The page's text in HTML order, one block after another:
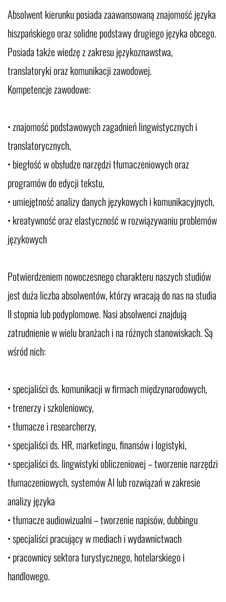
Absolwent kierunku posiada zaawansowaną znajomość języka
hiszpańskiego oraz solidne podstawy drugiego języka obcego.
Posiada także wiedzę z zakresu językoznawstwa,
translatoryki oraz komunikacji zawodowej.
Kompetencje zawodowe:
• znajomość podstawowych zagadnień lingwistycznych i
translatorycznych,
• biegłość w obsłudze narzędzi tłumaczeniowych oraz
programów do edycji tekstu,
• umiejętność analizy danych językowych i komunikacyjnych,
• kreatywność oraz elastyczność w rozwiązywaniu problemów
językowych
Potwierdzeniem nowoczesnego charakteru naszych studiów
jest duża liczba absolwentów, którzy wracają do nas na studia
II stopnia lub podyplomowe. Nasi absolwenci znajdują
zatrudnienie w wielu branżach i na różnych stanowiskach. Są
wśród nich:
• specjaliści ds. komunikacji w firmach międzynarodowych,
• trenerzy i szkoleniowcy,
• tłumacze i researcherzy,
• specjaliści ds. HR, marketingu, finansów i logistyki,
• specjaliści ds. lingwistyki obliczeniowej – tworzenie narzędzi
tłumaczeniowych, systemów AI lub rozwiązań w zakresie
analizy języka
• tłumacze audiowizualni – tworzenie napisów, dubbingu
• specjaliści pracujący w mediach i wydawnictwach
• pracownicy sektora turystycznego, hotelarskiego i
handlowego.